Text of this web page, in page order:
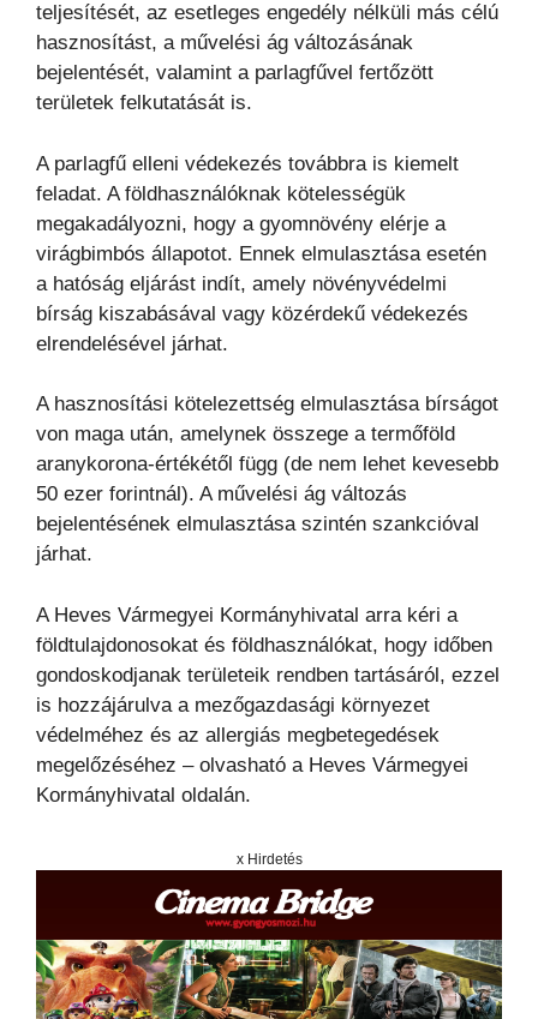
teljesítését, az esetleges engedély nélküli más célú
hasznosítást, a művelési ág változásának
bejelentését, valamint a parlagfűvel fertőzött
területek felkutatását is.
A parlagfű elleni védekezés továbbra is kiemelt
feladat. A földhasználóknak kötelességük
megakadályozni, hogy a gyomnövény elérje a
virágbimbós állapotot. Ennek elmulasztása esetén
a hatóság eljárást indít, amely növényvédelmi
bírság kiszabásával vagy közérdekű védekezés
elrendelésével járhat.
A hasznosítási kötelezettség elmulasztása bírságot
von maga után, amelynek összege a termőföld
aranykorona-értékétől függ (de nem lehet kevesebb
50 ezer forintnál). A művelési ág változás
bejelentésének elmulasztása szintén szankcióval
járhat.
A Heves Vármegyei Kormányhivatal arra kéri a
földtulajdonosokat és földhasználókat, hogy időben
gondoskodjanak területeik rendben tartásáról, ezzel
is hozzájárulva a mezőgazdasági környezet
védelméhez és az allergiás megbetegedések
megelőzéséhez – olvasható a Heves Vármegyei
Kormányhivatal oldalán.
x Hirdetés